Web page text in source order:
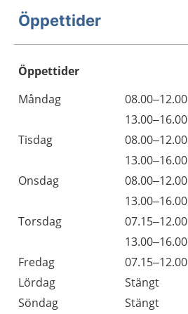
Öppettider
Öppettider
Dag
Öppettider
Kommentarer
Måndag
08.00–12.00
13.00–16.00
Tisdag
08.00–12.00
13.00–16.00
Onsdag
08.00–12.00
13.00–16.00
Torsdag
07.15–12.00
13.00–16.00
Fredag
07.15–12.00
Lördag
Stängt
Söndag
Stängt